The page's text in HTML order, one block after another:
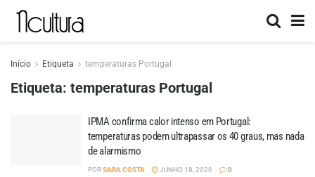
Início Etiqueta temperaturas Portugal
Etiqueta: temperaturas Portugal
IPMA confirma calor intenso em Portugal:
temperaturas podem ultrapassar os 40 graus, mas nada
de alarmismo
PORSARA COSTA JUNHO 18, 2026 0